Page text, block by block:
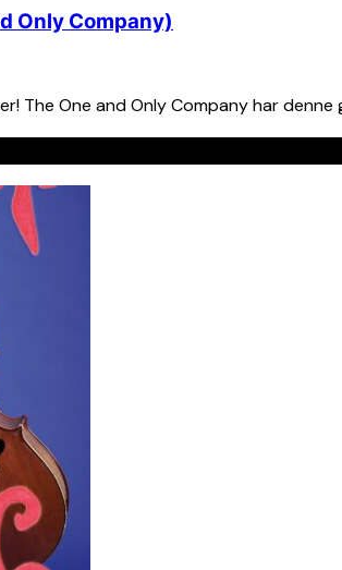
Only Company)
The One and Only Company har